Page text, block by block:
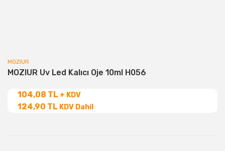
MOZIUR
MOZIUR Uv Led Kalıcı Oje 10ml H056
104,08 TL + KDV
124,90 TL KDV Dahil